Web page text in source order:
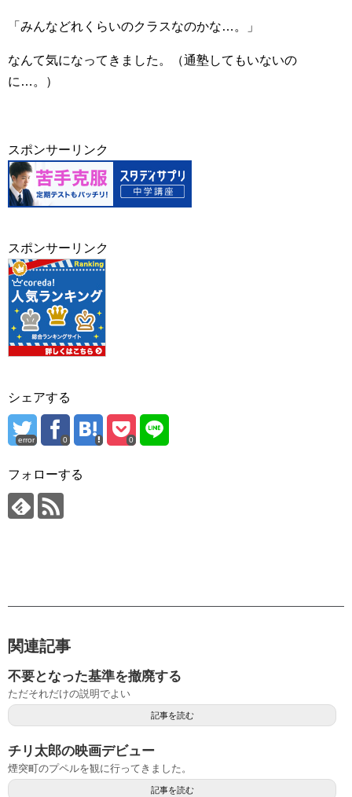
「みんなどれくらいのクラスなのかな…。」
なんて気になってきました。（通塾してもいないの
に…。）
スポンサーリンク
スポンサーリンク
シェアする
error 0 0
フォローする
関連記事
不要となった基準を撤廃する
ただそれだけの説明でよい
記事を読む
チリ太郎の映画デビュー
煙突町のプペルを観に行ってきました。
記事を読む